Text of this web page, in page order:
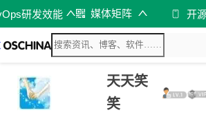
研发效能 媒体矩阵 开
天天笑
笑